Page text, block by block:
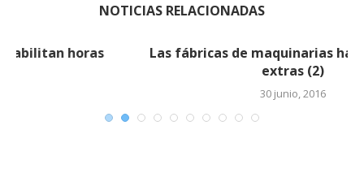
NOTICIAS RELACIONADAS
Las fábricas de maquinarias habilitan horas